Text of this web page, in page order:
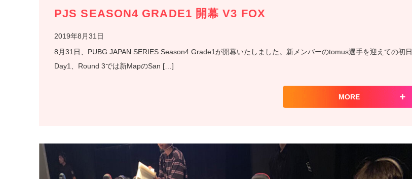
PJS SEASON4 GRADE1 開幕 V3 FOX
2019年8月31日
8月31日、PUBG JAPAN SERIES Season4 Grade1が開幕いたしました。新メンバーのtomus選手を迎えての初日
Day1、Round 3では新MapのSan […]
MORE